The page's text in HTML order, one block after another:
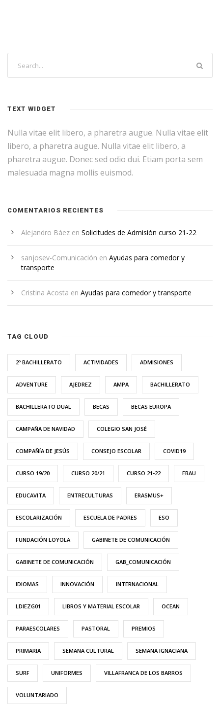
TEXT WIDGET
Nulla vitae elit libero, a pharetra augue. Nulla vitae elit
libero, a pharetra augue. Nulla vitae elit libero, a
pharetra augue. Donec sed odio dui. Etiam porta sem
malesuada magna mollis euismod.
COMENTARIOS RECIENTES
Alejandro Báez en Solicitudes de Admisión curso 21-22
sanjosev-Comunicación en Ayudas para comedor y
transporte
Cristina Acosta en Ayudas para comedor y transporte
TAG CLOUD
2º BACHILLERATO ACTIVIDADES ADMISIONES
ADVENTURE AJEDREZ AMPA BACHILLERATO
BACHILLERATO DUAL BECAS BECAS EUROPA
CAMPAÑA DE NAVIDAD COLEGIO SAN JOSÉ
COMPAÑÍA DE JESÚS CONSEJO ESCOLAR COVID19
CURSO 19/20 CURSO 20/21 CURSO 21-22 EBAU
EDUCAVITA ENTRECULTURAS ERASMUS+
ESCOLARIZACIÓN ESCUELA DE PADRES ESO
FUNDACIÓN LOYOLA GABINETE DE COMUNICACIÓN
GABINETE DE COMUNICACIÓN GAB_COMUNICACIÓN
IDIOMAS INNOVACIÓN INTERNACIONAL
LDIEZG01 LIBROS Y MATERIAL ESCOLAR OCEAN
PARAESCOLARES PASTORAL PREMIOS
PRIMARIA SEMANA CULTURAL SEMANA IGNACIANA
SURF UNIFORMES VILLAFRANCA DE LOS BARROS
VOLUNTARIADO